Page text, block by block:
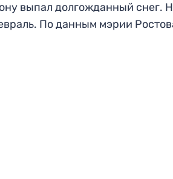
выпал долгожданный снег.
По данным мэрии